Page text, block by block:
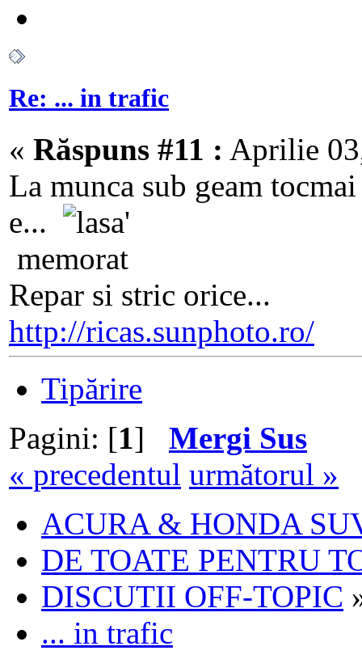
Re: ... in trafic
« Răspuns #11 : Aprilie
La munca sub geam
e...
memorat
Repar si stric orice...
http://ricas.sunphoto.ro/
Tipărire
Pagini: [1] Mergi Sus
« precedentul următorul »
ACURA & HONDA
DE TOATE PENTRU
DISCUTII OFF-TOPIC
... in trafic